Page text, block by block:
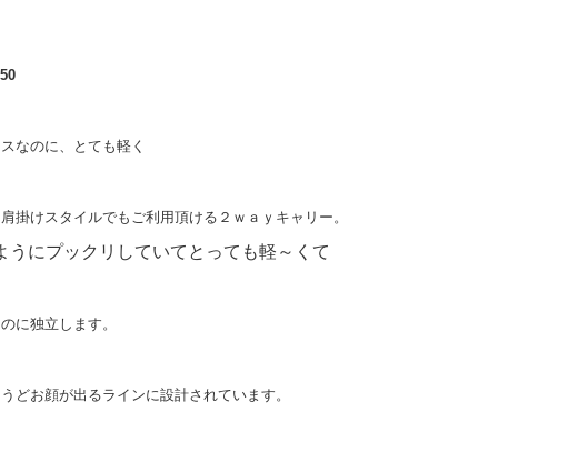
なのに、とても軽く
掛けスタイルでもご利用頂ける２ｗａｙキャリー。
うにプックリしていて とっても軽～くて
に独立します。
どお顔が出るラインに設計されています。